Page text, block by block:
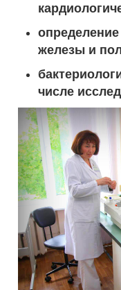
железы и
числе